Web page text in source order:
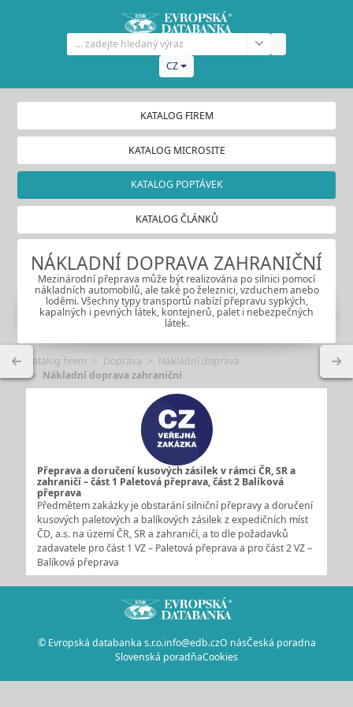
CZ
KATALOG FIREM
KATALOG MICROSITE
KATALOG POPTÁVEK
KATALOG ČLÁNKŮ
NÁKLADNÍ DOPRAVA ZAHRANIČNÍ
Mezinárodní přeprava může být realizována po silnici pomocí
nákladních automobilů, ale také po železnici, vzduchem anebo
loděmi. Všechny typy transportů nabízí přepravu sypkých,
kapalných i pevných látek, kontejnerů, palet i nebezpečných
látek.
Katalog firem Doprava
Nákladní doprava
Nákladní doprava zahraniční
Přeprava a doručení kusových zásilek v rámci ČR, SR a
zahraničí – část 1 Paletová přeprava, část 2 Balíková
přeprava
Předmětem zakázky je obstarání silniční přepravy a doručení
kusových paletových a balíkových zásilek z expedičních míst
ČD, a.s. na území ČR, SR a zahraničí, a to dle požadavků
zadavatele pro část 1 VZ – Paletová přeprava a pro část 2 VZ –
Balíková přeprava
© Evropská databanka s.r.o.info@edb.czO násČeská poradna
Slovenská poradňaCookies